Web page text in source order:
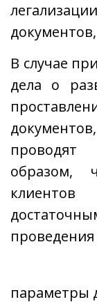
В случае
дела о
образом,
проведения
параметры